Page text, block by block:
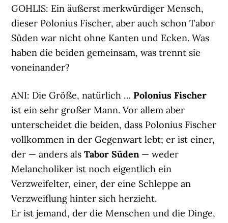
GOHLIS: Ein äußerst merkwürdiger Mensch,
dieser Polonius Fischer, aber auch schon Tabor
Süden war nicht ohne Kanten und Ecken. Was
haben die beiden gemeinsam, was trennt sie
voneinander?
ANI: Die Größe, natürlich …Polonius Fischer
ist ein sehr großer Mann. Vor allem aber
unterscheidet die beiden, dass Polonius Fischer
vollkommen in der Gegenwart lebt; er ist einer,
der — anders alsTabor Süden— weder
Melancholiker ist noch eigentlich ein
Verzweifelter, einer, der eine Schleppe an
Verzweiflung hinter sich herzieht.
Er ist jemand, der die Menschen und die Dinge,